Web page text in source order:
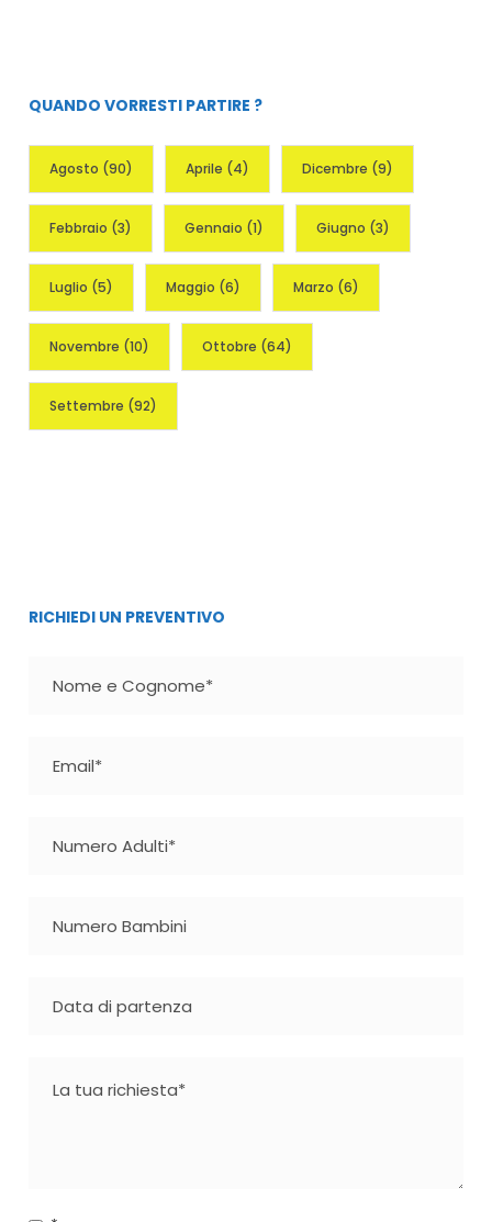
QUANDO VORRESTI PARTIRE ?
Agosto (90) Aprile (4) Dicembre (9)
Febbraio (3) Gennaio (1) Giugno (3)
Luglio (5) Maggio (6) Marzo (6)
Novembre (10) Ottobre (64)
Settembre (92)
RICHIEDI UN PREVENTIVO